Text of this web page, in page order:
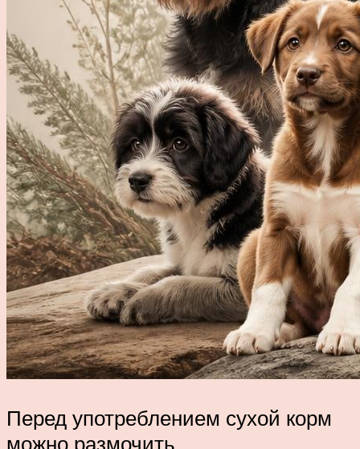
Перед употреблением сухой корм
можно размочить